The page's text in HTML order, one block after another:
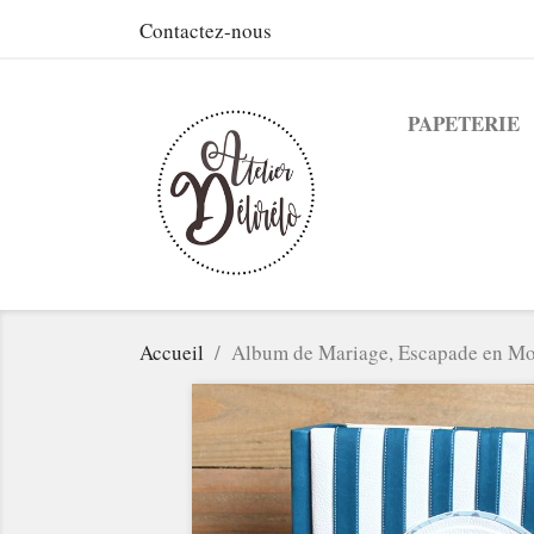
Contactez-nous
PAPETERIE
Accueil Album de Mariage, Escapade en